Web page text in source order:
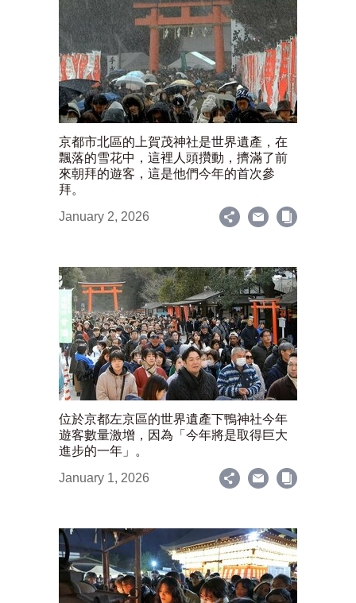
京都市北區的上賀茂神社是世界遺產，在
飄落的雪花中，這裡人頭攢動，擠滿了前
來朝拜的遊客，這是他們今年的首次參
拜。
January 2, 2026
位於京都左京區的世界遺產下鴨神社今年
遊客數量激增，因為「今年將是取得巨大
進步的一年」。
January 1, 2026